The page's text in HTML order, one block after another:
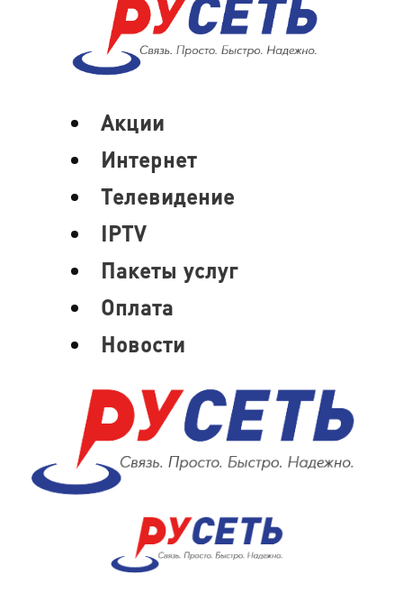
МенюАкции
Интернет
Телевидение
IPTV
Пакеты услуг
Оплата
Новости